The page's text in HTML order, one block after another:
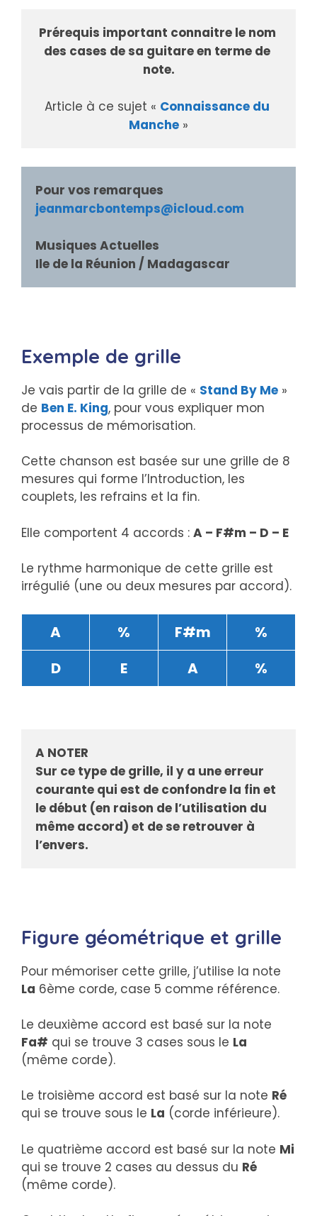
Prérequis important connaitre le nom
des cases de sa guitare en terme de
note.
Article à ce sujet « Connaissance du
Manche »
Pour vos remarques
jeanmarcbontemps@icloud.com
Musiques Actuelles
Ile de la Réunion / Madagascar
Exemple de grille
Je vais partir de la grille de « Stand By Me »
de Ben E. King, pour vous expliquer mon
processus de mémorisation.
Cette chanson est basée sur une grille de 8
mesures qui forme l’Introduction, les
couplets, les refrains et la fin.
Elle comportent 4 accords : A – F#m – D – E
Le rythme harmonique de cette grille est
irrégulié (une ou deux mesures par accord).
A % F#m
%
D
E A %
A NOTER
Sur ce type de grille, il y a une erreur
courante qui est de confondre la fin et
le début (en raison de l’utilisation du
même accord) et de se retrouver à
l’envers.
Figure géométrique et grille
Pour mémoriser cette grille, j’utilise la note
La 6ème corde, case 5 comme référence.
Le deuxième accord est basé sur la note
Fa# qui se trouve 3 cases sous le La
(même corde).
Le troisième accord est basé sur la note Ré
qui se trouve sous le La (corde inférieure).
Le quatrième accord est basé sur la note Mi
qui se trouve 2 cases au dessus du Ré
(même corde).